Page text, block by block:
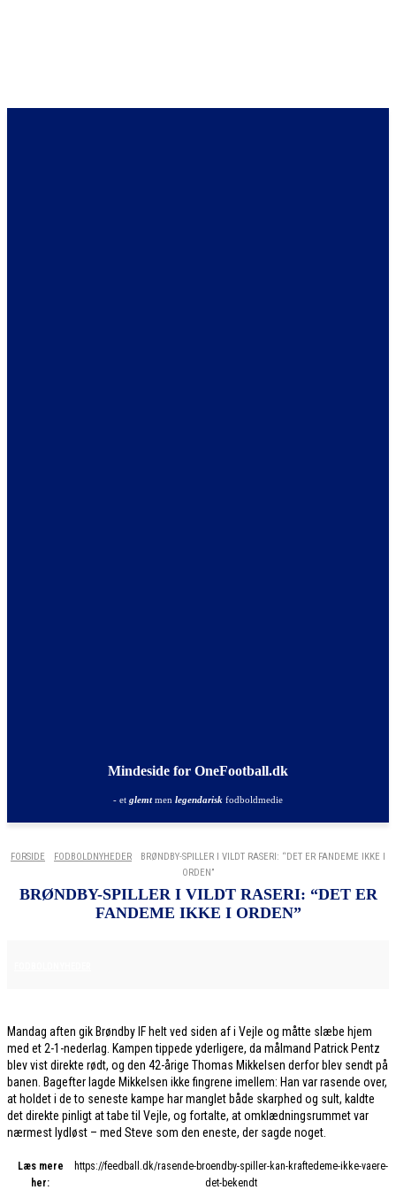
Mindeside for OneFootball.dk
- et glemtmen legendarisk fodboldmedie
FORSIDE FODBOLDNYHEDER
BRØNDBY-SPILLER I VILDT RASERI: “DET ER FANDEME IKKE I
ORDEN”
BRØNDBY-SPILLER I VILDT RASERI: “DET ER
FANDEME IKKE I ORDEN”
Mandag aften gik Brøndby IF helt ved siden af i Vejle og måtte slæbe hjem
med et 2-1-nederlag. Kampen tippede yderligere, da målmand Patrick Pentz
blev vist direkte rødt, og den 42-årige Thomas Mikkelsen derfor blev sendt på
banen. Bagefter lagde Mikkelsen ikke fingrene imellem: Han var rasende over,
at holdet i de to seneste kampe har manglet både skarphed og sult, kaldte
det direkte pinligt at tabe til Vejle, og fortalte, at omklædningsrummet var
nærmest lydløst – med Steve som den eneste, der sagde noget.
Læs mere
her:
https://feedball.dk/rasende-broendby-spiller-kan-kraftedeme-ikke-vaere-
det-bekendt